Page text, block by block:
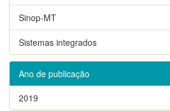
Sinop-MT
Sistemas integrados
Ano de publicação
2019